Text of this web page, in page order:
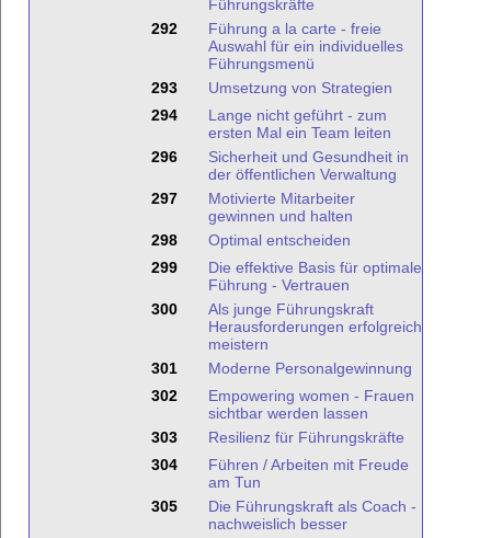
Führungskräfte
292
Führung a la carte - freie
Auswahl für ein individuelles
Führungsmenü
293
Umsetzung von Strategien
294
Lange nicht geführt - zum
ersten Mal ein Team leiten
296
Sicherheit und Gesundheit in
der öffentlichen Verwaltung
297
Motivierte Mitarbeiter
gewinnen und halten
298
Optimal entscheiden
299
Die effektive Basis für optimale
Führung - Vertrauen
300
Als junge Führungskraft
Herausforderungen erfolgreich
meistern
301
Moderne Personalgewinnung
302
Empowering women - Frauen
sichtbar werden lassen
303
Resilienz für Führungskräfte
304
Führen / Arbeiten mit Freude
am Tun
305
Die Führungskraft als Coach -
nachweislich besser